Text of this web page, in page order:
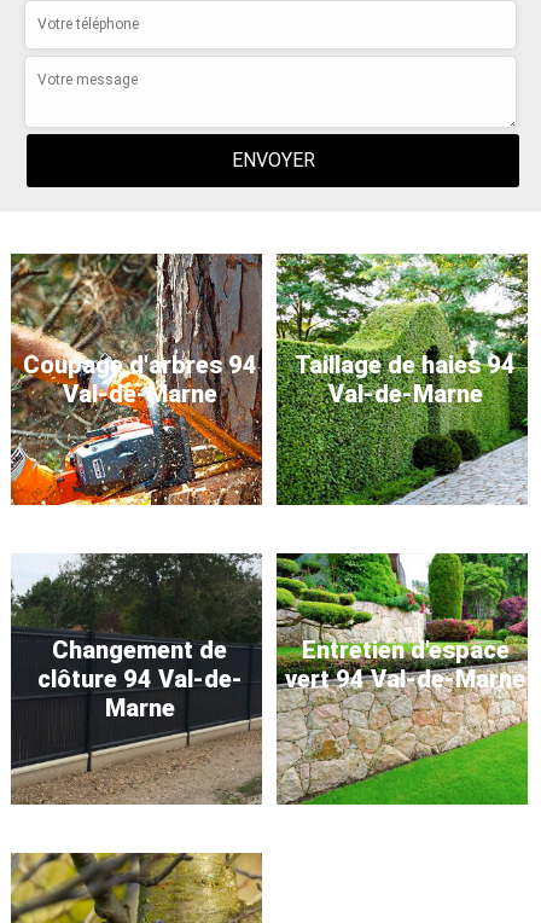
Coupage d'arbres 94
Val-de-Marne
Taillage de haies 94
Val-de-Marne
Changement de
clôture 94 Val-de-
Marne
Entretien d'espace
vert 94 Val-de-Marne